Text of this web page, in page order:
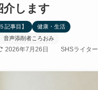
介します
記事目】
健康・生活
音声添削者ころおみ
2026年7月26日 SHSライター